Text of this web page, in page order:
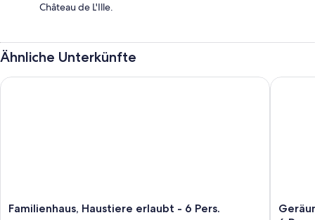
Château de L'Ille.
Ähnliche Unterkünfte
Familienhaus,
Familienhaus, Haustiere erlaubt - 6 Pers.
Familienhaus, Haustiere erlaubt - 6 Pers.